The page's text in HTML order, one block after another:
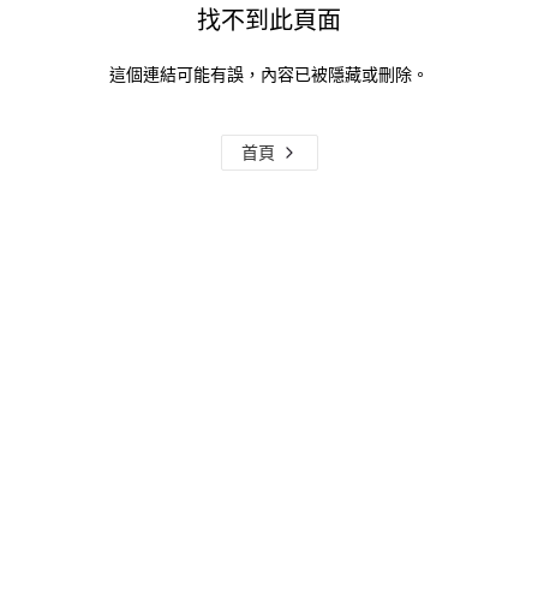
找不到此頁面
這個連結可能有誤，內容已被隱藏或刪除。
首頁